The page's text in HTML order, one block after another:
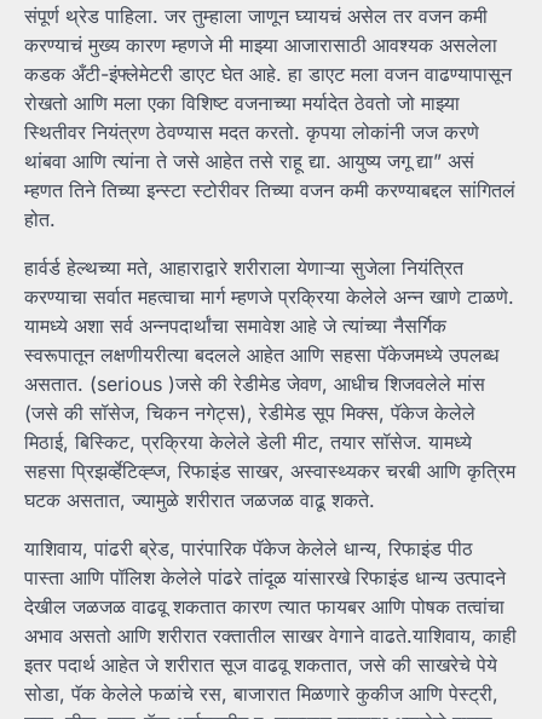
संपूर्ण थ्रेड पाहिला. जर तुम्हाला जाणून घ्यायचं असेल तर वजन कमी
करण्याचं मुख्य कारण म्हणजे मी माझ्या आजारासाठी आवश्यक असलेला
कडक अँटी-इंफ्लेमेटरी डाएट घेत आहे. हा डाएट मला वजन वाढण्यापासून
रोखतो आणि मला एका विशिष्ट वजनाच्या मर्यादेत ठेवतो जो माझ्या
स्थितीवर नियंत्रण ठेवण्यास मदत करतो. कृपया लोकांनी जज करणे
थांबवा आणि त्यांना ते जसे आहेत तसे राहू द्या. आयुष्य जगू द्या” असं
म्हणत तिने तिच्या इन्स्टा स्टोरीवर तिच्या वजन कमी करण्याबद्दल सांगितलं
होत.
हार्वर्ड हेल्थच्या मते, आहाराद्वारे शरीराला येणाऱ्या सुजेला नियंत्रित
करण्याचा सर्वात महत्वाचा मार्ग म्हणजे प्रक्रिया केलेले अन्न खाणे टाळणे.
यामध्ये अशा सर्व अन्नपदार्थांचा समावेश आहे जे त्यांच्या नैसर्गिक
स्वरूपातून लक्षणीयरीत्या बदलले आहेत आणि सहसा पॅकेजमध्ये उपलब्ध
असतात. (serious )जसे की रेडीमेड जेवण, आधीच शिजवलेले मांस
(जसे की सॉसेज, चिकन नगेट्स), रेडीमेड सूप मिक्स, पॅकेज केलेले
मिठाई, बिस्किट, प्रक्रिया केलेले डेली मीट, तयार सॉसेज. यामध्ये
सहसा प्रिझर्व्हेटिव्ह्ज, रिफाइंड साखर, अस्वास्थ्यकर चरबी आणि कृत्रिम
घटक असतात, ज्यामुळे शरीरात जळजळ वाढू शकते.
याशिवाय, पांढरी ब्रेड, पारंपारिक पॅकेज केलेले धान्य, रिफाइंड पीठ
पास्ता आणि पॉलिश केलेले पांढरे तांदूळ यांसारखे रिफाइंड धान्य उत्पादने
देखील जळजळ वाढवू शकतात कारण त्यात फायबर आणि पोषक तत्वांचा
अभाव असतो आणि शरीरात रक्तातील साखर वेगाने वाढते.याशिवाय, काही
इतर पदार्थ आहेत जे शरीरात सूज वाढवू शकतात, जसे की साखरेचे पेये
सोडा, पॅक केलेले फळांचे रस, बाजारात मिळणारे कुकीज आणि पेस्ट्री,